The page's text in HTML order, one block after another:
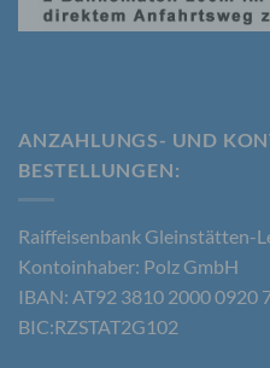
ANZAHLUNGS- UND
BESTELLUNGEN​:
Raiffeisenbank Gleinstätten-
Kontoinhaber: Polz GmbH
IBAN: AT92 3810 2000 0920
BIC:RZSTAT2G102
identifiziert werden kann.
identifizierbare natürliche
personenbezogene